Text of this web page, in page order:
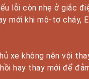
lỗi còn nhẹ ở giắc
mới khi mô-tơ cháy,
xe không nên vội
hay thay mới để